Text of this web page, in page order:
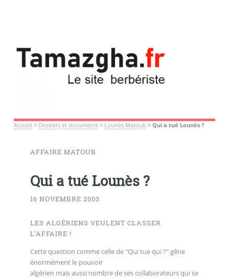
Accueil > Dossiers et documents> Lounès Matoub > Qui a tué Lounès ?
AFFAIRE MATOUB
Qui a tué Lounès ?
16 NOVEMBRE 2003
LES ALGÉRIENS VEULENT CLASSER
L’AFFAIRE !
Cette question comme celle de "Qui tue qui ?" gêne
énormément le pouvoir
algérien mais aussi nombre de ses collaborateurs qui se